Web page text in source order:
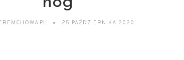
25 PAŹDZIERNIKA 2020